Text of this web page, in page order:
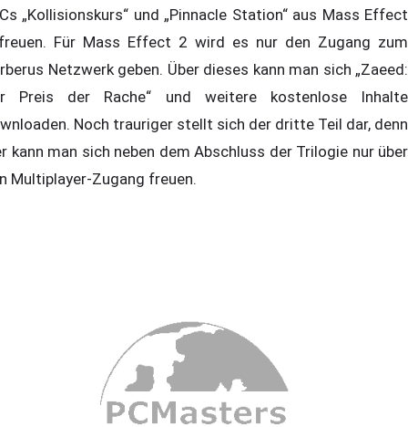
„Kollisionskurs“ und „Pinnacle Station“ aus Mass Effect
Für Mass Effect 2 wird es nur den Zugang zum
Netzwerk geben. Über dieses kann man sich „Zaeed:
Preis der Rache“ und weitere kostenlose Inhalte
Noch trauriger stellt sich der dritte Teil dar, denn
kann man sich neben dem Abschluss der Trilogie nur über
Multiplayer-Zugang freuen.